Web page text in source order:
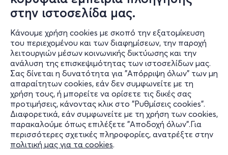
στην ιστοσελίδα μας.
Κάνουμε χρήση cookies με σκοπό την εξατομίκευση
του περιεχομένου και των διαφημίσεων, την παροχή
λειτουργιών μέσων κοινωνικής δικτύωσης και την
ανάλυση της επισκεψιμότητας των ιστοσελίδων μας.
Σας δίνεται η δυνατότητα για "Απόρριψη όλων" των μη
απαραίτητων cookies, εάν δεν συμφωνείτε με τη
χρήση τους, ή μπορείτε να ορίσετε τις δικές σας
προτιμήσεις, κάνοντας κλικ στο "Ρυθμίσεις cookies".
Διαφορετικά, εάν συμφωνείτε με τη χρήση των cookies,
παρακαλούμε όπως επιλέξετε "Αποδοχή όλων".Για
περισσότερες σχετικές πληροφορίες, ανατρέξτε στην
πολιτική μας για τα cookies.
Πληροφορίες
Υποστήριξη
Stay Connected